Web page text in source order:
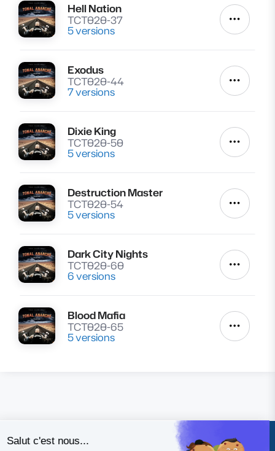
Lire
Hell Nation
TCT020-37
5 versions Autres
Lire
Exodus
TCT020-44
7 versions Autres
Lire
Dixie King
TCT020-50
5 versions Autres
Lire
Destruction Master
TCT020-54
5 versions Autres
Lire
Dark City Nights
TCT020-60
6 versions Autres
Lire
Blood Mafia
TCT020-65
5 versions Autres